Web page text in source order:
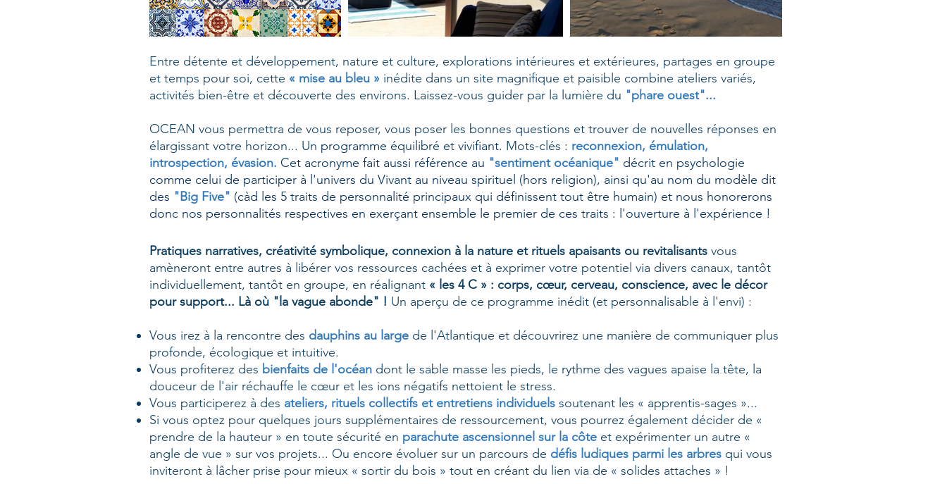
Entre détente et développement, nature et culture, explorations intérieures et extérieures, partages en groupe
et temps pour soi, cette « mise au bleu » inédite dans un site magnifique et paisible combine ateliers variés,
activités bien-être et découverte des environs. Laissez-vous guider par la lumière du "phare ouest"...
OCEAN vous permettra de vous reposer, vous poser les bonnes questions et trouver de nouvelles réponses en
élargissant votre horizon... Un programme équilibré et vivifiant. Mots-clés : reconnexion, émulation,
introspection, évasion. Cet acronyme fait aussi référence au "sentiment océanique" décrit en psychologie
comme celui de participer à l'univers du Vivant au niveau spirituel (hors religion), ainsi qu'au nom du modèle dit
des "Big Five" (càd les 5 traits de personnalité principaux qui définissent tout être humain) et nous honorerons
donc nos personnalités respectives en exerçant ensemble le premier de ces traits : l'ouverture à l'expérience !
Pratiques narratives, créativité symbolique, connexion à la nature et rituels apaisants ou revitalisants vous
amèneront entre autres à libérer vos ressources cachées et à exprimer votre potentiel via divers canaux, tantôt
individuellement, tantôt en groupe, en réalignant « les 4 C » : corps, cœur, cerveau, conscience, avec le décor
pour support... Là où "la vague abonde" ! Un aperçu de ce programme inédit (et personnalisable à l'envi) :
Vous irez à la rencontre des dauphins au large de l'Atlantique et découvrirez une manière de communiquer plus
profonde, écologique et intuitive.
Vous profiterez des bienfaits de l'océan dont le sable masse les pieds, le rythme des vagues apaise la tête, la
douceur de l'air réchauffe le cœur et les ions négatifs nettoient le stress.
Vous participerez à des ateliers, rituels collectifs et entretiens individuels soutenant les « apprentis-sages »...
Si vous optez pour quelques jours supplémentaires de ressourcement, vous pourrez également décider de «
prendre de la hauteur » en toute sécurité en parachute ascensionnel sur la côte et expérimenter un autre «
angle de vue » sur vos projets... Ou encore évoluer sur un parcours de défis ludiques parmi les arbres qui vous
inviteront à lâcher prise pour mieux « sortir du bois » tout en créant du lien via de « solides attaches » !